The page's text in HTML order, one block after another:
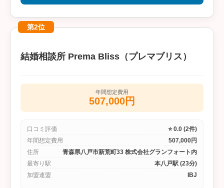
第2位
結婚相談所 Prema Bliss（プレマブリス）
年間想定費用
507,000円
口コミ評価
⭐ 0.0 (2件)
年間想定費用
507,000円
住所
青森県八戸市新荒町33 株式会社グランフォート内
最寄り駅
本八戸駅 (23分)
加盟連盟
IBJ